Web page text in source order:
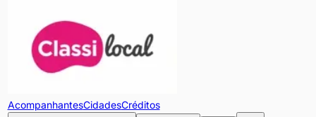
AcompanhantesCidadesCréditos